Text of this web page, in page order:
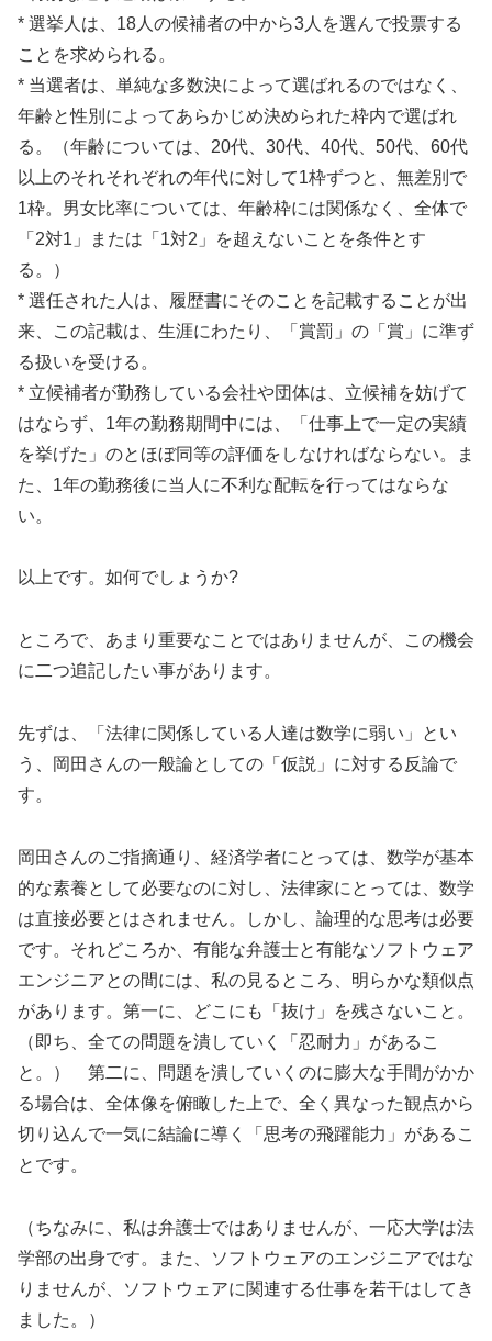
* 選挙人は、18人の候補者の中から3人を選んで投票する
ことを求められる。
* 当選者は、単純な多数決によって選ばれるのではなく、
年齢と性別によってあらかじめ決められた枠内で選ばれ
る。（年齢については、20代、30代、40代、50代、60代
以上のそれそれぞれの年代に対して1枠ずつと、無差別で
1枠。男女比率については、年齢枠には関係なく、全体で
「2対1」または「1対2」を超えないことを条件とす
る。）
* 選任された人は、履歴書にそのことを記載することが出
来、この記載は、生涯にわたり、「賞罰」の「賞」に準ず
る扱いを受ける。
* 立候補者が勤務している会社や団体は、立候補を妨げて
はならず、1年の勤務期間中には、「仕事上で一定の実績
を挙げた」のとほぼ同等の評価をしなければならない。ま
た、1年の勤務後に当人に不利な配転を行ってはならな
い。
以上です。如何でしょうか?
ところで、あまり重要なことではありませんが、この機会
に二つ追記したい事があります。
先ずは、「法律に関係している人達は数学に弱い」とい
う、岡田さんの一般論としての「仮説」に対する反論で
す。
岡田さんのご指摘通り、経済学者にとっては、数学が基本
的な素養として必要なのに対し、法律家にとっては、数学
は直接必要とはされません。しかし、論理的な思考は必要
です。それどころか、有能な弁護士と有能なソフトウェア
エンジニアとの間には、私の見るところ、明らかな類似点
があります。第一に、どこにも「抜け」を残さないこと。
（即ち、全ての問題を潰していく「忍耐力」があるこ
と。） 第二に、問題を潰していくのに膨大な手間がかか
る場合は、全体像を俯瞰した上で、全く異なった観点から
切り込んで一気に結論に導く「思考の飛躍能力」があるこ
とです。
（ちなみに、私は弁護士ではありませんが、一応大学は法
学部の出身です。また、ソフトウェアのエンジニアではな
りませんが、ソフトウェアに関連する仕事を若干はしてき
ました。）